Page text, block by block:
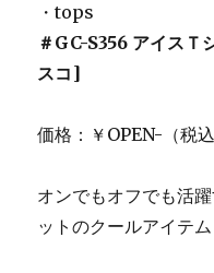
・tops
＃GC-S356 アイス
スコ]
価格：￥OPEN-（税込
オンでもオフでも活
ットのクールアイテム